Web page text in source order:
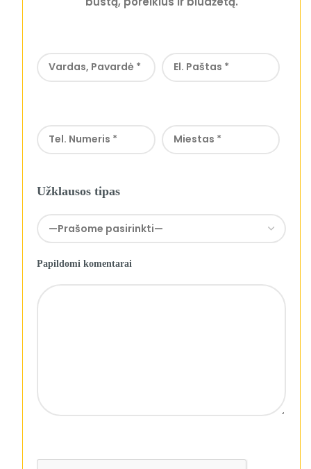
Užklausos tipas
Papildomi komentarai